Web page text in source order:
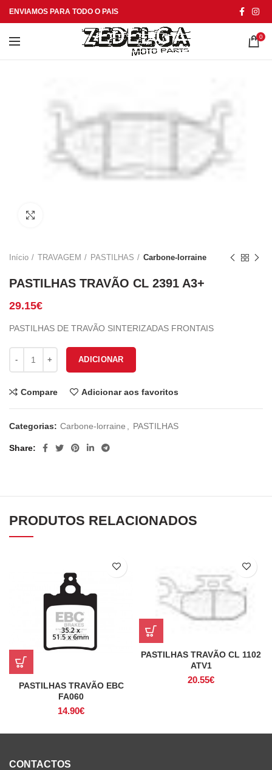
ENVIAMOS PARA TODO O PAIS
0
Início TRAVAGEM PASTILHAS Carbone-lorraine
PASTILHAS TRAVÃO CL 2391 A3+
29.15€
PASTILHAS DE TRAVÃO SINTERIZADAS FRONTAIS
Quantidade de PASTILHAS TRAVÃO CL 2391 A3+
ADICIONAR
Compare Adicionar aos favoritos
Categorias: Carbone-lorraine PASTILHAS
Share
PRODUTOS RELACIONADOS
PASTILHAS TRAVÃO EBC
FA060
14.90€
PASTILHAS TRAVÃO CL 1102
ATV1
20.55€
CONTACTOS